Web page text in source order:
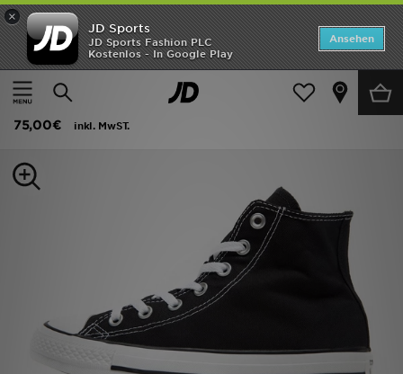
×
JD Sports
JD Sports Fashion PLC
Kostenlos - In Google Play
Ansehen
Home
Frauen Frauenschuhe Canvas Schuhe
Converse All Star High Damen
75,00€
inkl. MwST.
ANGEBOTE
Neuheiten
Kinder
Fußball